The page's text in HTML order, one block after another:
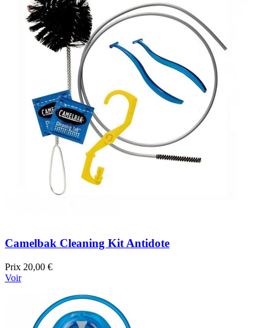
Camelbak Cleaning Kit Antidote
Prix 20,00 €
Voir